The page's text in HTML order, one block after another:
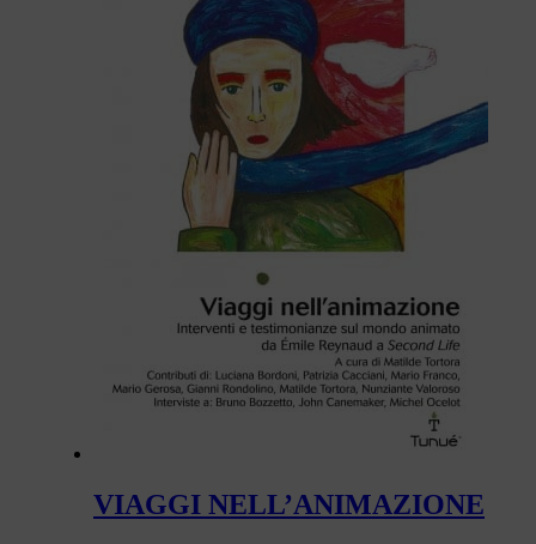
VIAGGI NELL’ANIMAZIONE